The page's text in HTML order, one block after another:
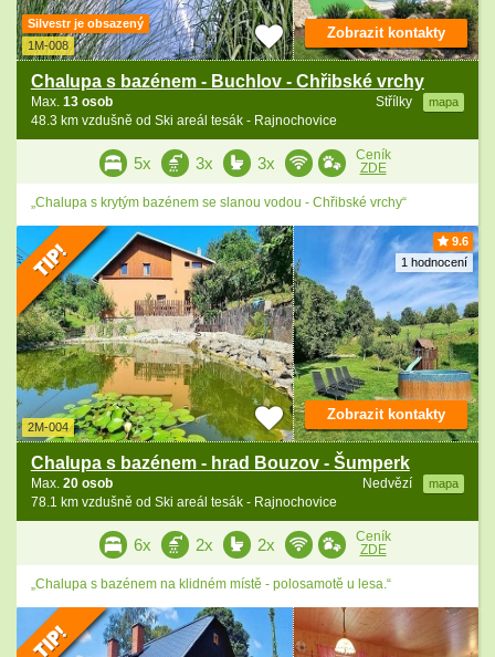
Silvestr je obsazený
1M-008
Chalupa s bazénem - Buchlov - Chřibské vrchy
Střílky mapa
Max. 13 osob
48.3 km vzdušně od Ski areál tesák - Rajnochovice
Zobrazit kontakty
5x 3x 3x
Ceník
ZDE
„Chalupa s krytým bazénem se slanou vodou - Chřibské vrchy“
9.6
1 hodnocení
2M-004
Chalupa s bazénem - hrad Bouzov - Šumperk
Nedvězí mapa
Max. 20 osob
78.1 km vzdušně od Ski areál tesák - Rajnochovice
Zobrazit kontakty
6x 2x 2x
Ceník
ZDE
„Chalupa s bazénem na klidném místě - polosamotě u lesa.“